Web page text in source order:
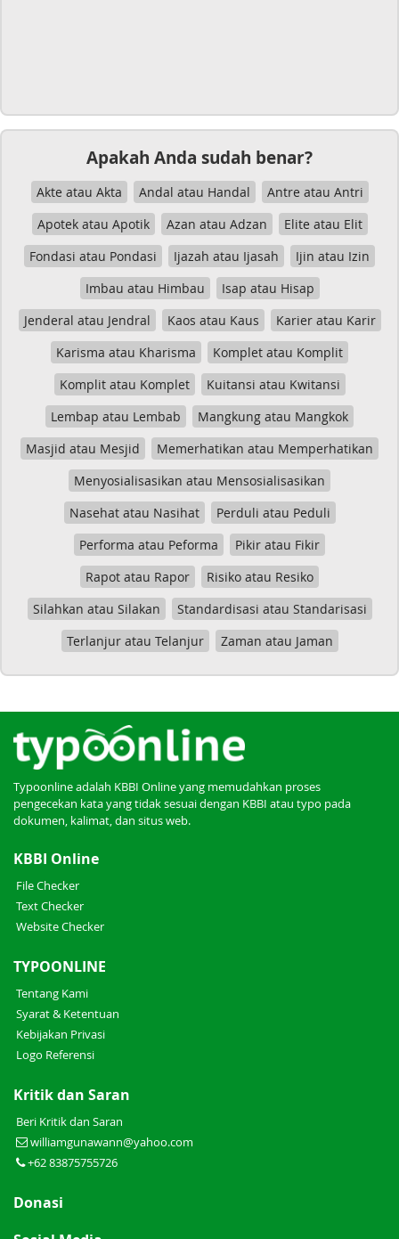
Apakah Anda sudah benar?
Akte atau Akta Andal atau Handal
Antre atau Antri
Apotek atau Apotik
Azan atau Adzan
Elite atau Elit
Fondasi atau Pondasi
Ijazah atau Ijasah
Ijin atau Izin
Imbau atau Himbau
Isap atau Hisap
Jenderal atau Jendral
Kaos atau Kaus
Karier atau Karir
Karisma atau Kharisma
Komplet atau Komplit
Komplit atau Komplet
Kuitansi atau Kwitansi
Lembap atau Lembab
Mangkung atau Mangkok
Masjid atau Mesjid
Memerhatikan atau Memperhatikan
Menyosialisasikan atau Mensosialisasikan
Nasehat atau Nasihat
Perduli atau Peduli
Performa atau Peforma
Pikir atau Fikir
Rapot atau Rapor
Risiko atau Resiko
Silahkan atau Silakan
Standardisasi atau Standarisasi
Terlanjur atau Telanjur
Zaman atau Jaman
Typoonline adalah KBBI Online yang memudahkan proses
pengecekan kata yang tidak sesuai dengan KBBI atau typo pada
dokumen, kalimat, dan situs web.
KBBI Online
File Checker
Text Checker
Website Checker
TYPOONLINE
Tentang Kami
Syarat & Ketentuan
Kebijakan Privasi
Logo Referensi
Kritik dan Saran
Beri Kritik dan Saran
williamgunawann@yahoo.com
+62 83875755726
Donasi